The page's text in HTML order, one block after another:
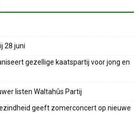
28 juni
gezellige kaatspartij voor jong en
listen Waltahûs Partij
geeft zomerconcert op nieuwe